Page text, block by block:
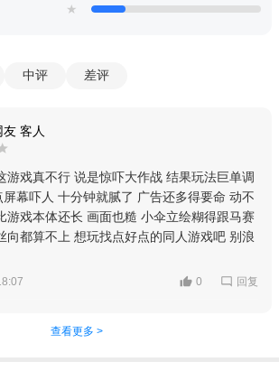
★
中评 差评
客人
游戏真不行 说是惊吓大作战 结果玩法巨单调
幕吓人 十分钟就腻了 广告还多得要命 动不
游戏本体还长 画面也糙 小伞立绘糊得跟马赛
向都算不上 想玩找点好点的同人游戏吧 别浪
0 回复
查看更多 >